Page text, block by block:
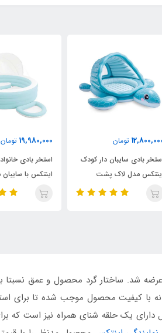
تومان
سایبان دار کودک
مدل لاک پشت
19,980,000 تومان
استخر بادی خانوادگی
اینتکس با سایبان متحرک
عرضه شد. ساختار گرد محصول و عمق نسبتا
با کیفیت محصول موجب شده تا برای
دارای یک حلقه شنای همراه نیز است که